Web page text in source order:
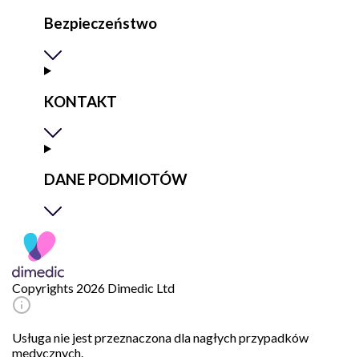
Bezpieczeństwo
KONTAKT
DANE PODMIOTÓW
Copyrights 2026 Dimedic Ltd
Usługa nie jest przeznaczona dla nagłych przypadków
medycznych.